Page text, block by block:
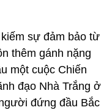
sự đảm bảo từ
thêm gánh nặng
một cuộc Chiến
đạo Nhà Trắng ở
đứng đầu Bắc